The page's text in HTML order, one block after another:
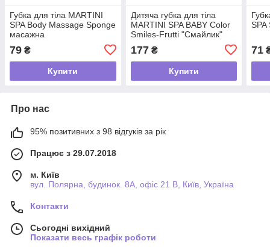
Губка для тіла MARTINI
SPA Body Massage Sponge
масажна
79 ₴
Купити
Дитяча губка для тіла
MARTINI SPA BABY Color
Smiles-Frutti "Смайлик"
177₴
Купити
SPA
71
Про нас
95% позитивних з 98 відгуків за рік
Працює з 29.07.2018
м. Київ
вул. Полярна, будинок. 8А, офіс 21 В, Київ, Україна
Контакти
Сьогодні вихідний
Показати весь графік роботи